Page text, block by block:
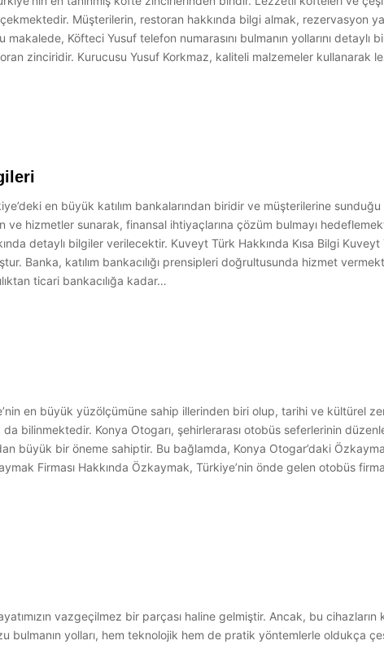
Müşterilerin, restoran hakkında bilgi almak, rezervasyon
makalede, Köfteci Yusuf telefon numarasını bulmanın yollarını
zinciridir. Kurucusu Yusuf Korkmaz, kaliteli malzemeler kullanarak
en büyük katılım bankalarından biridir ve müşterilerine
ve hizmetler sunarak, finansal ihtiyaçlarına çözüm bulmayı
detaylı bilgiler verilecektir. Kuveyt Türk Hakkında Kısa Bilgi Kuveyt
Banka, katılım bankacılığı prensipleri doğrultusunda hizmet
ticari bankacılığa kadar…
en büyük yüzölçümüne sahip illerinden biri olup, tarihi ve kültürel
bilinmektedir. Konya Otogarı, şehirlerarası otobüs seferlerinin
büyük bir öneme sahiptir. Bu bağlamda, Konya Otogar’daki
Firması Hakkında Özkaymak, Türkiye’nin önde gelen otobüs
vazgeçilmez bir parçası haline gelmiştir. Ancak, bu cihazların
yolları, hem teknolojik hem de pratik yöntemlerle oldukça